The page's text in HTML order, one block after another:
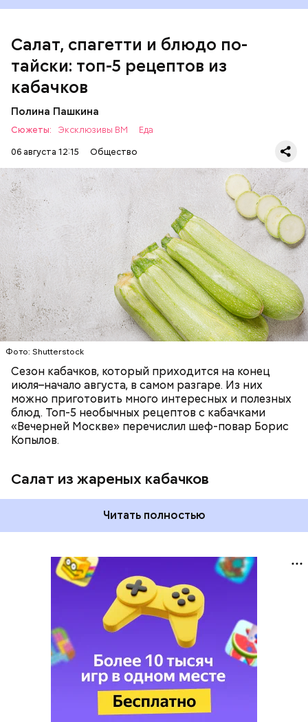
Салат, спагетти и блюдо по-
тайски: топ-5 рецептов из
кабачков
Полина Пашкина
Сюжеты: Эксклюзивы ВМ
Еда
06 августа 12:15
Общество
Фото: Shutterstock
Сезон кабачков, который приходится на конец
июля–начало августа, в самом разгаре. Из них
можно приготовить много интересных и полезных
блюд. Топ-5 необычных рецептов с кабачками
«Вечерней Москве» перечислил шеф-повар Борис
Копылов.
Салат из жареных кабачков
Ингредиенты:
Читать полностью
ЕДА ОВОЩИ РЕЦЕПТЫ